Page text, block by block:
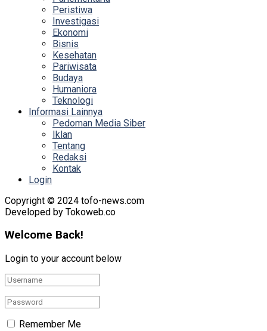
Peristiwa
Investigasi
Ekonomi
Bisnis
Kesehatan
Pariwisata
Budaya
Humaniora
Teknologi
Informasi Lainnya
Pedoman Media Siber
Iklan
Tentang
Redaksi
Kontak
Login
Copyright © 2024 tofo-news.com
Developed by Tokoweb.co
Welcome Back!
Login to your account below
Remember Me